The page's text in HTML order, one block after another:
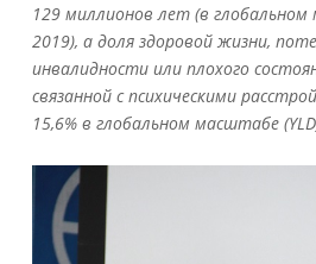
129 миллионов лет (в глобальном
2019), а доля здоровой жизни,
инвалидности или плохого
связанной с психическими
15,6% в глобальном масштабе